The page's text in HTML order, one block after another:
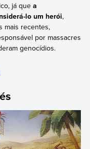
já que a
lo um herói,
mais recentes,
por massacres
genocídios.